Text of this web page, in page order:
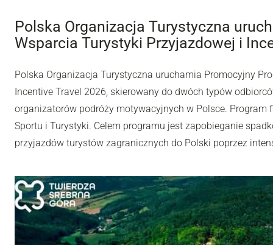
Polska Organizacja Turystyczna
Wsparcia Turystyki Przyjazdowej i
Polska Organizacja Turystyczna uruchamia Promocyjny
Incentive Travel 2026, skierowany do dwóch typów
organizatorów podróży motywacyjnych w Polsce.
Sportu i Turystyki. Celem programu jest zapobieganie
przyjazdów turystów zagranicznych do Polski poprzez